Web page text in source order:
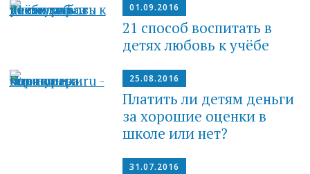
01.09.2016
21 способ воспитать в
детях любовь к учёбе
25.08.2016
Платить ли детям деньги
за хорошие оценки в
школе или нет?
31.07.2016